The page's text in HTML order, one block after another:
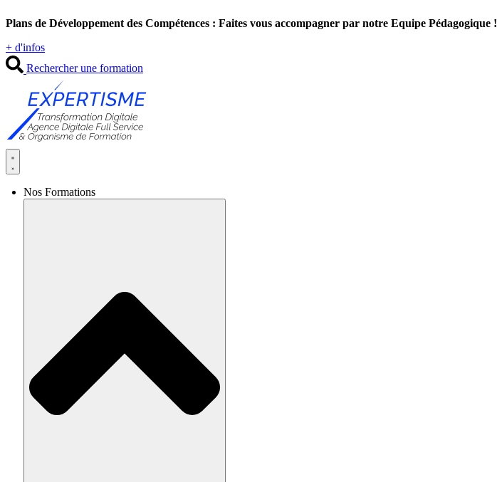
au
Plans de Développement des Compétences : Faites vous accompagner par notre Equipe Pédagogique !
+ d'infos
Rechercher une formation
Nos Formations